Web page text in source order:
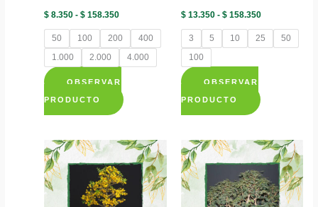
$ 8.350 - $ 158.350
precios:
$ 8.350
hasta
$ 158.350
50 100 200
400
1.000
2.000 4.000
OBSERVAR
PRODUCTO
Este
múltiples
variantes.
Las
opciones
$13.350 - $158.350Rango
precios:
3 5 10 25
50
100
OBSERVAR
PRODUCTO
Este
múltiples
variantes.
Las
opciones